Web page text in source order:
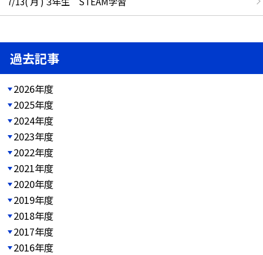
過去記事
2026年度
2025年度
2024年度
2023年度
2022年度
2021年度
2020年度
2019年度
2018年度
2017年度
2016年度